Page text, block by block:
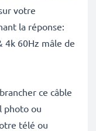
votre
la réponse:
4k 60Hz mâle de
ce câble
photo ou
télé ou